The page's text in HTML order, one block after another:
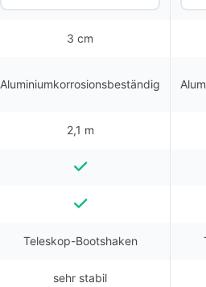
3 cm
Aluminiumkorrosionsbeständig
2,1 m
Teleskop-Bootshaken
sehr stabil